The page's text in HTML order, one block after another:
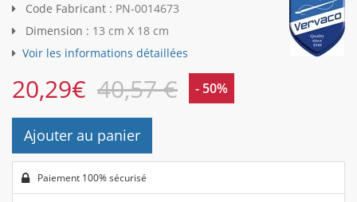
Code Fabricant : PN-0014673
Dimension : 13 cm X 18 cm
Voir les informations détaillées
20,29€ 40,57 € - 50%
Ajouter au panier
Paiement 100% sécurisé